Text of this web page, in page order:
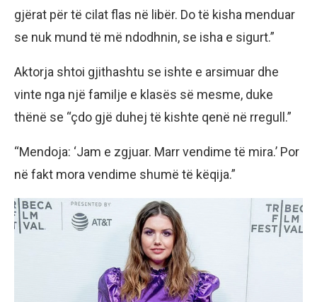
gjërat për të cilat flas në libër. Do të kisha menduar
se nuk mund të më ndodhnin, se isha e sigurt.”
Aktorja shtoi gjithashtu se ishte e arsimuar dhe
vinte nga një familje e klasës së mesme, duke
thënë se “çdo gjë duhej të kishte qenë në rregull.”
“Mendoja: ‘Jam e zgjuar. Marr vendime të mira.’ Por
në fakt mora vendime shumë të këqija.”